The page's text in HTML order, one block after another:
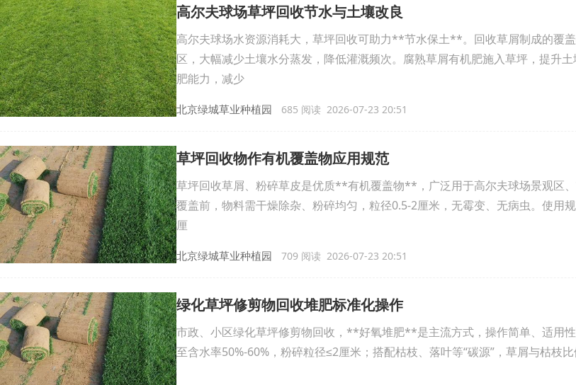
高尔夫球场草坪回收节水与土壤改良
高尔夫球场水资源消耗大，草坪回收可助力**节水保土**。回收草屑制成的覆
区，大幅减少土壤水分蒸发，降低灌溉频次。腐熟草屑有机肥施入草坪，提升
肥能力，减少
北京绿城草业种植园 685 阅读 2026-07-23 20:51
草坪回收物作有机覆盖物应用规范
草坪回收草屑、粉碎草皮是优质**有机覆盖物**，广泛用于高尔夫球场景观区、
覆盖前，物料需干燥除杂、粉碎均匀，粒径0.5-2厘米，无霉变、无病虫。使用
厘
北京绿城草业种植园 709 阅读 2026-07-23 20:51
绿化草坪修剪物回收堆肥标准化操作
市政、小区绿化草坪修剪物回收，**好氧堆肥**是主流方式，操作简单、适用
至含水率50%-60%，粉碎粒径≤2厘米；搭配枯枝、落叶等“碳源”，草屑与枯枝